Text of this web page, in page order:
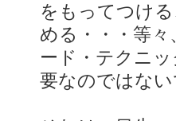
をもってつけ
める・・・等
ード・テクニ
要なのではな